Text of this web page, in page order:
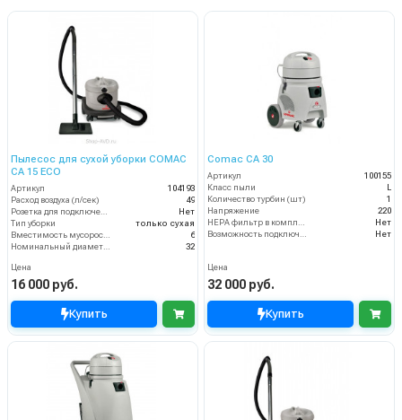
Пылесос для сухой уборки COMAC
CA 15 ECO
Артикул
104193
Расход воздуха (л/сек)
49
Нет
Тип уборки
только сухая
6
32
Цена
16 000 руб.
Купить
Comac CA 30
Артикул
100155
Класс пыли
Количество турбин (шт)
1
Напряжение
220
Нет
Нет
Цена
32 000 руб.
Купить